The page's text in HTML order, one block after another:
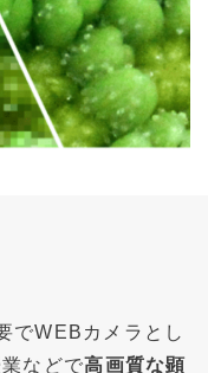
でWEBカメラとし
などで高画質な顕